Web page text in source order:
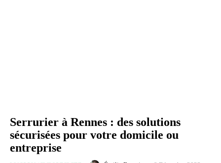
Serrurier à Rennes : des solutions
sécurisées pour votre domicile ou
entreprise